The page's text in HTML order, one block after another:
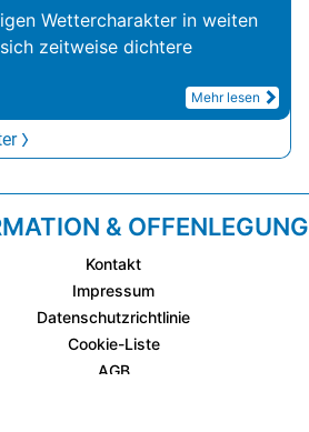
Wettercharakter in weiten
zeitweise dichtere
Mehr lesen
& OFFENLEGUNG
Kontakt
Impressum
Datenschutzrichtlinie
Cookie-Liste
AGB